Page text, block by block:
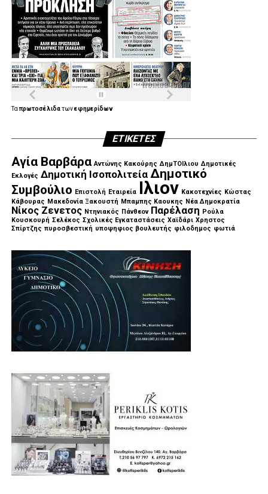
Ταπρωτοσέλιδατωνεφημερίδων
ΕΤΙΚΈΤΕΣ
Αγία Βαρβάρα Αντώνης Κακούρης ΔημΤΟΙλιου Δημοτικές
Εκλογές Δημοτική Ισοπολιτεία Δημοτικό
Συμβούλιο Επιστολή Εταιρεία Ιλιον Κακοτεχνίες Κώστας
Κάβουρας Μακεδονία Ξακουστή Μπαμπης Καουκης Νέα Δημοκρατία
Νίκος Ζενετος Ντηνιακός Πάνθεον Παρέλαση Ρούλα
Κουσκουρή Σελέκος Σχολικές Εγκαταστάσεις Χαϊδάρι Χρηστος
Σπίρτζης πυροσβεστική υποψηφιος βουλευτής φιλοδημος φωτιά